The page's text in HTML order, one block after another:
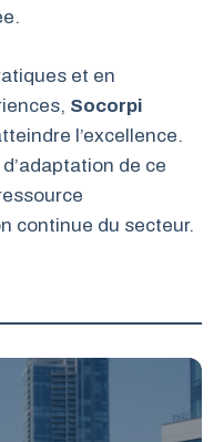
et en
Socorpi
l’excellence.
de ce
continue du secteur.